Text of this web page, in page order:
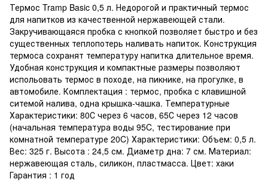
Термос Tramp Basic 0,5 л. Недорогой и практичный термос
для напитков из качественной нержавеющей стали.
Закручивающаяся пробка с кнопкой позволяет быстро и без
существенных теплопотерь наливать напиток. Конструкция
термоса сохранят температуру напитка длительное время.
Удобная конструкция и компактные размеры позволяют
испольовать термос в походе, на пикнике, на прогулке, в
автомобиле. Комплектация : термос, пробка с клавишной
ситемой налива, одна крышка-чашка. Температурные
Характеристики: 80С через 6 часов, 65С через 12 часов
(начальная температура воды 95C, тестирование при
комнатной температуре 20C) Характеристики: Объем: 0,5 л.
Вес: 325 г. Высота : 24,5 см. Диаметр дна: 7 см. Материал:
нержавеющая сталь, силикон, пластмасса. Цвет: хаки
Гарантия : 1 год